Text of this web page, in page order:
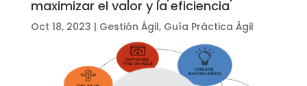
maximizar el valor y la eficiencia
Oct 18, 2023 | Gestión Ágil, Guía Práctica Ágil